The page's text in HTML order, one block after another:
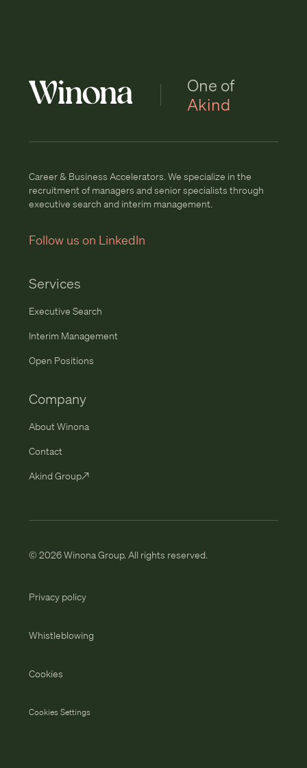
One of
Akind
Career & Business Accelerators. We specialize in the
recruitment of managers and senior specialists through
executive search and interim management.
Follow us on LinkedIn
Services
Executive Search
Interim Management
Open Positions
Company
About Winona
Contact
Akind Groupㅤ↗
© 2026 Winona Group. All rights reserved.
Privacy policy
Whistleblowing
Cookies
Cookies Settings